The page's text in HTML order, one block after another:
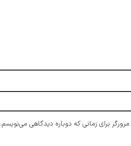
برای زمانی که دوباره دیدگاهی می‌نویسم.